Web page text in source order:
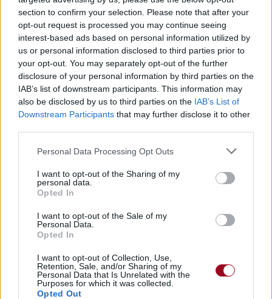
section to confirm your selection. Please note that after your
opt-out request is processed you may continue seeing
interest-based ads based on personal information utilized by
us or personal information disclosed to third parties prior to
your opt-out. You may separately opt-out of the further
disclosure of your personal information by third parties on the
IAB’s list of downstream participants. This information may
also be disclosed by us to third parties on the IAB’s List of
Downstream Participants that may further disclose it to other
Personal Data Processing Opt Outs
I want to opt-out of the Sharing of my
personal data.
Opted In
I want to opt-out of the Sale of my
Personal Data.
Opted In
I want to opt-out of Collection, Use,
Retention, Sale, and/or Sharing of my
Personal Data that Is Unrelated with the
Purposes for which it was collected.
Opted Out
Chanson sans vidéo Concert/Live Concert/Live
Paroles + Traduction Téléchargement
Vidéos
Commentaires
epic folk metal
Dire «merci» pour cette traduction